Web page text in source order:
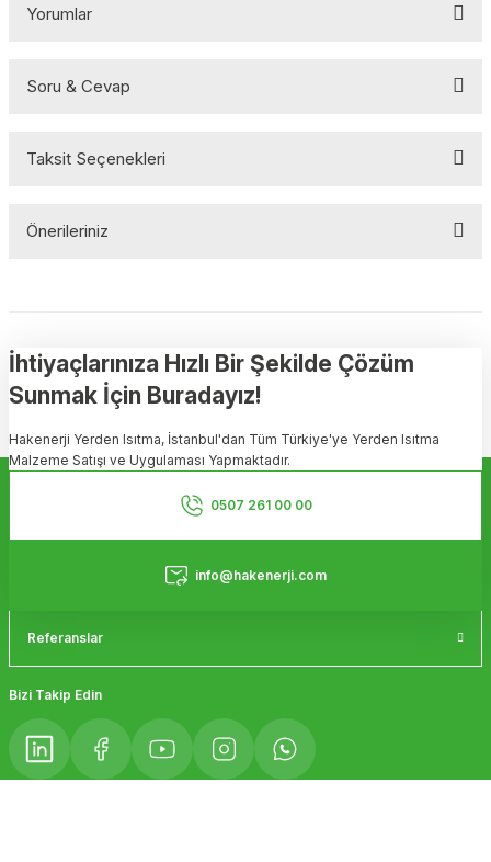
Yorumlar
Soru & Cevap
Taksit Seçenekleri
Önerileriniz
Görüş ve önerileriniz için teşekkür ederiz.
Ürün resmi kalitesiz, bozuk veya görüntülenemiyor.
Ürün açıklamasında eksik bilgiler bulunuyor.
Ürün bilgilerinde hatalar bulunuyor.
Ürün fiyatı diğer sitelerden daha pahalı.
Bu ürüne benzer farklı alternatifler olmalı.
İhtiyaçlarınıza Hızlı Bir Şekilde Çözüm
Sunmak İçin Buradayız!
Hakenerji Yerden Isıtma, İstanbul'dan Tüm Türkiye'ye Yerden Isıtma
Malzeme Satışı ve Uygulaması Yapmaktadır.
0507 261 00 00
info@hakenerji.com
Referanslar
Bizi Takip Edin